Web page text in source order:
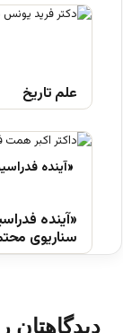
علم تاریخ
«آینده
سناریوی
دیدگاهتان